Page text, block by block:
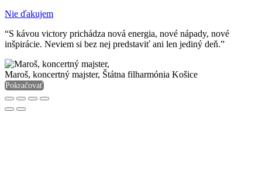
Nie ďakujem
“S kávou victory prichádza nová energia, nové nápady, nové
inšpirácie. Neviem si bez nej predstaviť ani len jediný deň.”
Maroš, koncertný majster, Štátna filharmónia Košice
Pokračovať